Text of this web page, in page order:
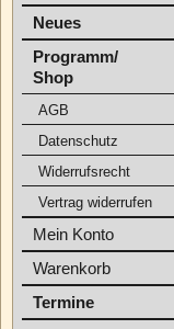
Neues
Programm/
Shop
AGB
Datenschutz
Widerrufsrecht
Vertrag widerrufen
Mein Konto
Warenkorb
Termine